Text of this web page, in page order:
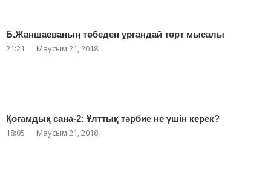
Б.Жаншаеваның төбеден ұрғандай төрт мысалы
21:21 Маусым 21, 2018
Қоғамдық сана-2: Ұлттық тәрбие не үшін керек?
18:05 Маусым 21, 2018